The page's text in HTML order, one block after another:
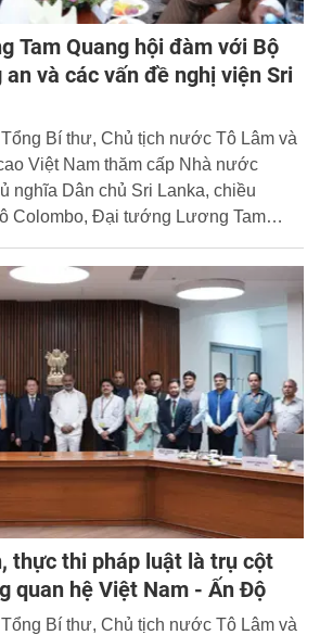
Tam Quang hội đàm với Bộ
và các vấn đề nghị viện Sri
Bí thư, Chủ tịch nước Tô Lâm và
Việt Nam thăm cấp Nhà nước
nghĩa Dân chủ Sri Lanka, chiều
Colombo, Đại tướng Lương Tam
ngài A-nan-đa Uy-giê-pa-la (Ananda
Bộ Công an và các vấn đề nghị viện
thực thi pháp luật là trụ cột
quan hệ Việt Nam - Ấn Độ
Bí thư, Chủ tịch nước Tô Lâm và